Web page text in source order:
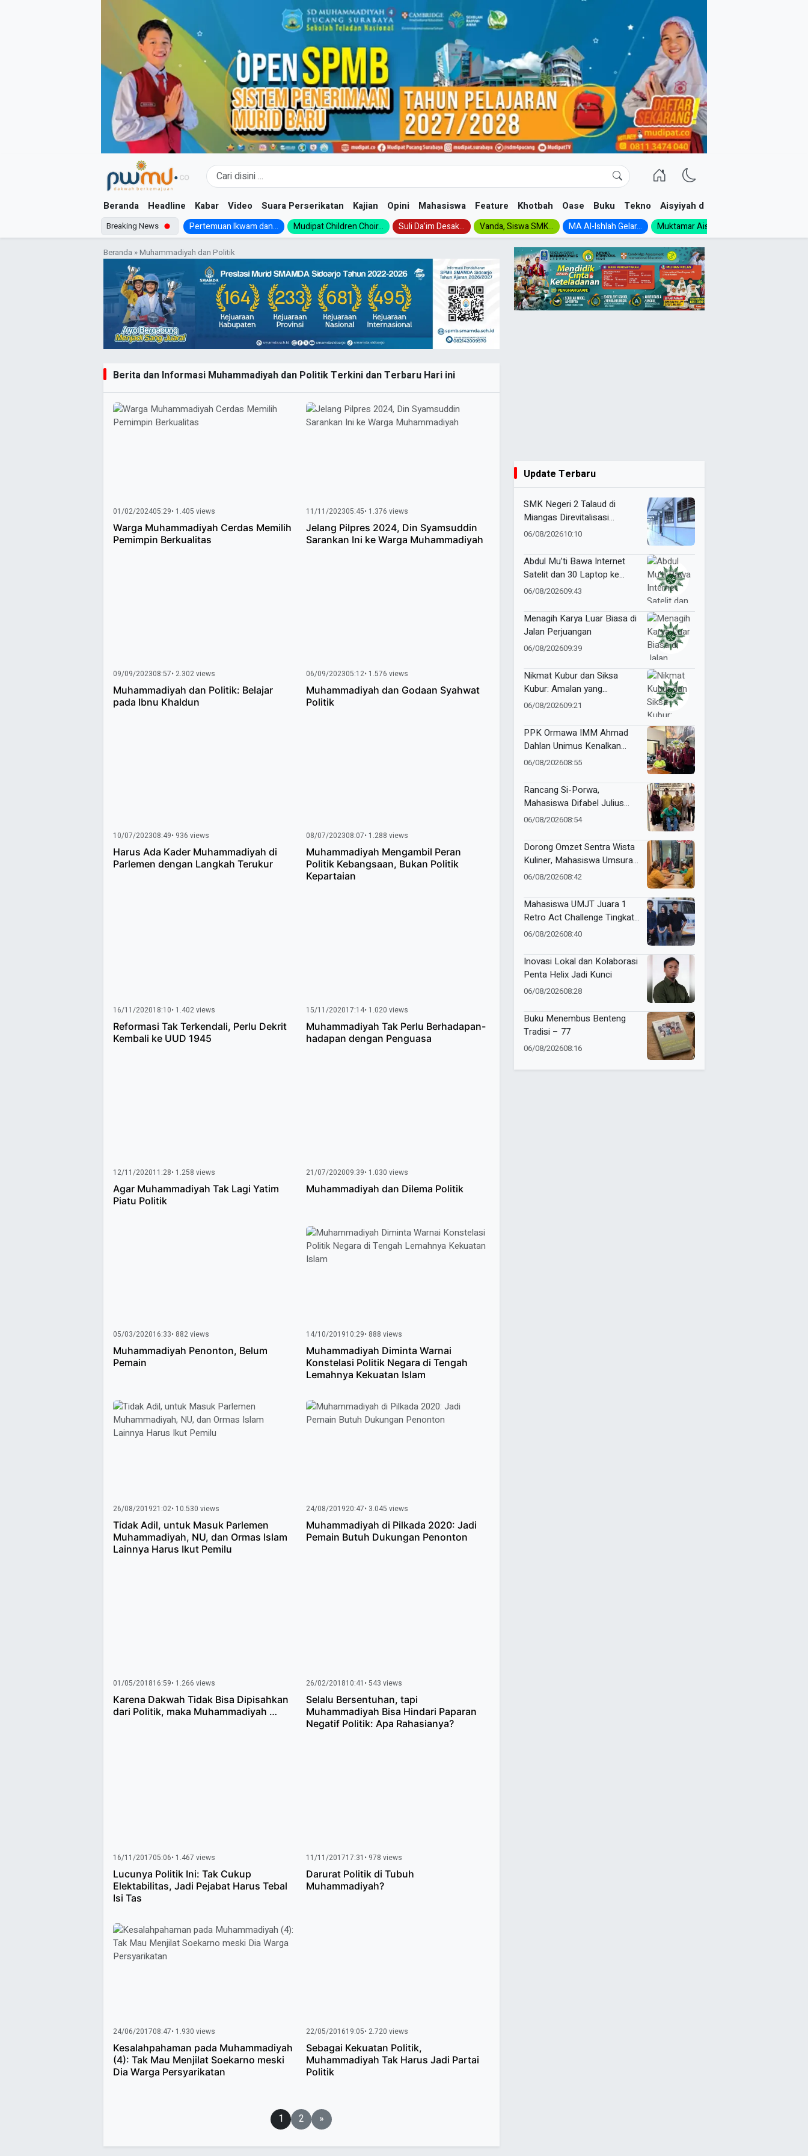
Beranda Headline Kabar Video Suara Perserikatan Kajian Opini Mahasiswa Feature Khotbah Oase Buku Tekno Aisyiyah dan NA
Breaking News Pertemuan Ikwam dan... Mudipat Children Choir... Suli Da’im Desak... Vanda, Siswa SMK... MA Al-Ishlah Gelar... Muktamar Aisyiyah 1926:...
Beranda »Muhammadiyah dan Politik
Berita dan Informasi Muhammadiyah dan Politik Terkini dan Terbaru Hari ini
01/02/202405:29• 1.405 views
Warga Muhammadiyah Cerdas Memilih
Pemimpin Berkualitas
11/11/202305:45• 1.376 views
Jelang Pilpres 2024, Din Syamsuddin
Sarankan Ini ke Warga Muhammadiyah
09/09/202308:57• 2.302 views
Muhammadiyah dan Politik: Belajar
pada Ibnu Khaldun
06/09/202305:12• 1.576 views
Muhammadiyah dan Godaan Syahwat
Politik
10/07/202308:49• 936 views
Harus Ada Kader Muhammadiyah di
Parlemen dengan Langkah Terukur
08/07/202308:07• 1.288 views
Muhammadiyah Mengambil Peran
Politik Kebangsaan, Bukan Politik
Kepartaian
16/11/202018:10• 1.402 views
Reformasi Tak Terkendali, Perlu Dekrit
Kembali ke UUD 1945
15/11/202017:14• 1.020 views
Muhammadiyah Tak Perlu Berhadapan-
hadapan dengan Penguasa
12/11/202011:28• 1.258 views
Agar Muhammadiyah Tak Lagi Yatim
Piatu Politik
21/07/202009:39• 1.030 views
Muhammadiyah dan Dilema Politik
05/03/202016:33• 882 views
Muhammadiyah Penonton, Belum
Pemain
14/10/201910:29• 888 views
Muhammadiyah Diminta Warnai
Konstelasi Politik Negara di Tengah
Lemahnya Kekuatan Islam
26/08/201921:02• 10.530 views
Tidak Adil, untuk Masuk Parlemen
Muhammadiyah, NU, dan Ormas Islam
Lainnya Harus Ikut Pemilu
24/08/201920:47• 3.045 views
Muhammadiyah di Pilkada 2020: Jadi
Pemain Butuh Dukungan Penonton
01/05/201816:59• 1.266 views
Karena Dakwah Tidak Bisa Dipisahkan
dari Politik, maka Muhammadiyah …
26/02/201810:41 • 543 views
Selalu Bersentuhan, tapi
Muhammadiyah Bisa Hindari Paparan
Negatif Politik: Apa Rahasianya?
16/11/201705:06• 1.467 views
Lucunya Politik Ini: Tak Cukup
Elektabilitas, Jadi Pejabat Harus Tebal
Isi Tas
11/11/201717:31 • 978 views
Darurat Politik di Tubuh
Muhammadiyah?
24/06/201708:47• 1.930 views
Kesalahpahaman pada Muhammadiyah
(4): Tak Mau Menjilat Soekarno meski
Dia Warga Persyarikatan
22/05/201619:05• 2.720 views
Sebagai Kekuatan Politik,
Muhammadiyah Tak Harus Jadi Partai
Politik
1 2 »
Update Terbaru
SMK Negeri 2 Talaud di
Miangas Direvitalisasi
Setelah 21 Tahun, Pendidikan
06/08/202610:10
Abdul Mu’ti Bawa Internet
Satelit dan 30 Laptop ke
Miangas, Pendidikan di Ujung
06/08/202609:43
Menagih Karya Luar Biasa di
Jalan Perjuangan
06/08/202609:39
Nikmat Kubur dan Siksa
Kubur: Amalan yang
Mengantarkan ke Taman
06/08/202609:21
PPK Ormawa IMM Ahmad
Dahlan Unimus Kenalkan
Inovasi Desa Lewat Radio
06/08/202608:55
Rancang Si-Porwa,
Mahasiswa Difabel Julius
Kevin Serahkan Karya ke
06/08/202608:54
Dorong Omzet Sentra Wista
Kuliner, Mahasiswa Umsura
Luncurkan Si-Porwa
06/08/202608:42
Mahasiswa UMJT Juara 1
Retro Act Challenge Tingkat
Jawa Timur
06/08/202608:40
Inovasi Lokal dan Kolaborasi
Penta Helix Jadi Kunci
06/08/202608:28
Buku Menembus Benteng
Tradisi – 77
06/08/202608:16